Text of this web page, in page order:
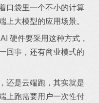
口袋里一个不小的计算
上大模型的应用场景。
硬件要采用这种方式，
回事，还有商业模式的
还是云端跑，其实就是
上跑需要用户一次性付